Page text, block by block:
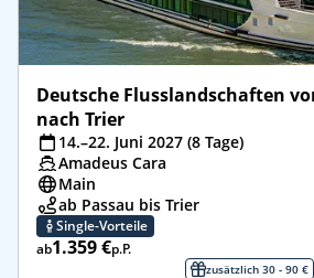
Deutsche Flusslandschaften
nach Trier
14.–22. Juni 2027 (8 Tage)
Amadeus Cara
Main
ab Passau bis Trier
Single-Vorteile
ab1.359 €p.P.
zusätzlich 30 - 90 €